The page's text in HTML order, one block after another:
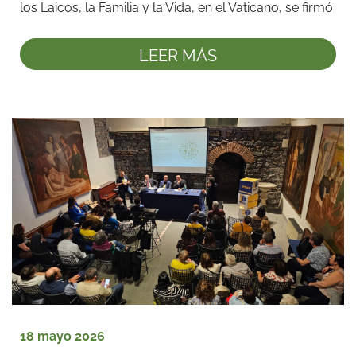
los Laicos, la Familia y la Vida, en el Vaticano, se firmó
LEER MÁS
18 mayo 2026